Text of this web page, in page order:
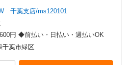
千葉支店/ms120101
時給1600円 ◆前払い・日払い・週払いOK
千葉市緑区